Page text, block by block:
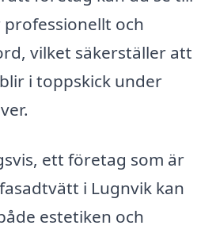
och
vilket säkerställer att
i toppskick under
ett företag som är
i Lugnvik kan
estetiken och